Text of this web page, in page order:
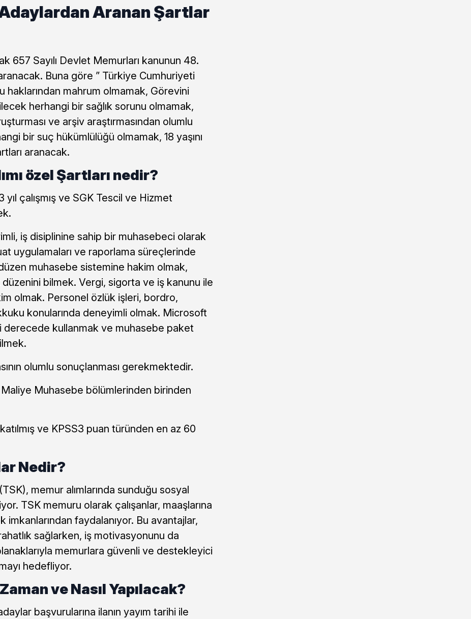
Aranan Şartlar
657 Sayılı Devlet Memurları kanunun 48.
Buna göre ” Türkiye Cumhuriyeti
haklarından mahrum olmamak, Görevini
herhangi bir sağlık sorunu olmamak,
ve arşiv araştırmasından olumlu
bir suç hükümlülüğü olmamak, 18 yaşını
aranacak.
özel Şartları nedir?
yıl çalışmış ve SGK Tescil ve Hizmet
iş disiplinine sahip bir muhasebeci olarak
uygulamaları ve raporlama süreçlerinde
muhasebe sistemine hakim olmak,
bilmek. Vergi, sigorta ve iş kanunu ile
olmak. Personel özlük işleri, bordro,
konularında deneyimli olmak. Microsoft
derecede kullanmak ve muhasebe paket
olumlu sonuçlanması gerekmektedir.
Muhasebe bölümlerinden birinden
ve KPSS3 puan türünden en az 60
Nedir?
memur alımlarında sunduğu sosyal
TSK memuru olarak çalışanlar, maaşlarına
faydalanıyor. Bu avantajlar,
sağlarken, iş motivasyonunu da
memurlara güvenli ve destekleyici
hedefliyor.
ve Nasıl Yapılacak?
başvurularına ilanın yayım tarihi ile